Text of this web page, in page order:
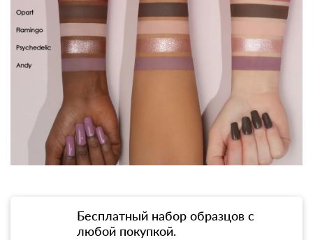
Бесплатный набор образцов с
любой покупкой.